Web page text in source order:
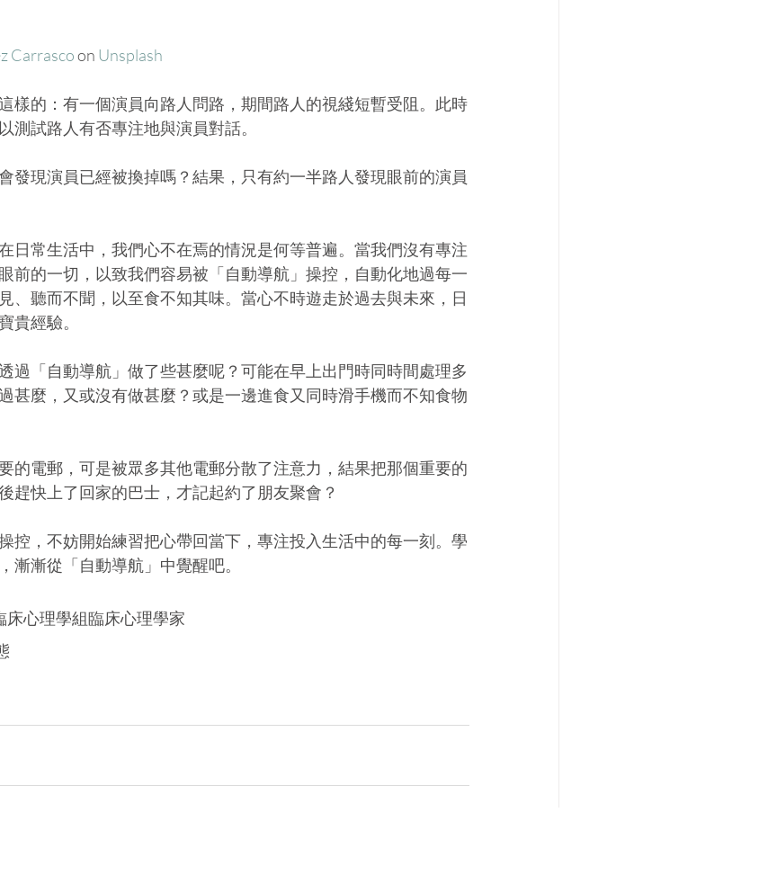
Carrasco on Unsplash
樣的：有一個演員向路人問路，期間路人的視綫短暫受阻。此時
測試路人有否專注地與演員對話。
發現演員已經被換掉嗎？結果，只有約一半路人發現眼前的演員
日常生活中，我們心不在焉的情況是何等普遍。當我們沒有專注
前的一切，以致我們容易被「自動導航」操控，自動化地過每一
、聽而不聞，以至食不知其味。當心不時遊走於過去與未來，日
貴經驗。
過「自動導航」做了些甚麼呢？可能在早上出門時同時間處理多
甚麼，又或沒有做甚麼？或是一邊進食又同時滑手機而不知食物
的電郵，可是被眾多其他電郵分散了注意力，結果把那個重要的
趕快上了回家的巴士，才記起約了朋友聚會？
控，不妨開始練習把心帶回當下，專注投入生活中的每一刻。學
漸漸從「自動導航」中覺醒吧。
床心理學組臨床心理學家